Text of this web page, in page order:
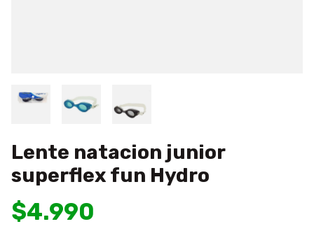
Lente natacion junior
superflex fun Hydro
$4.990